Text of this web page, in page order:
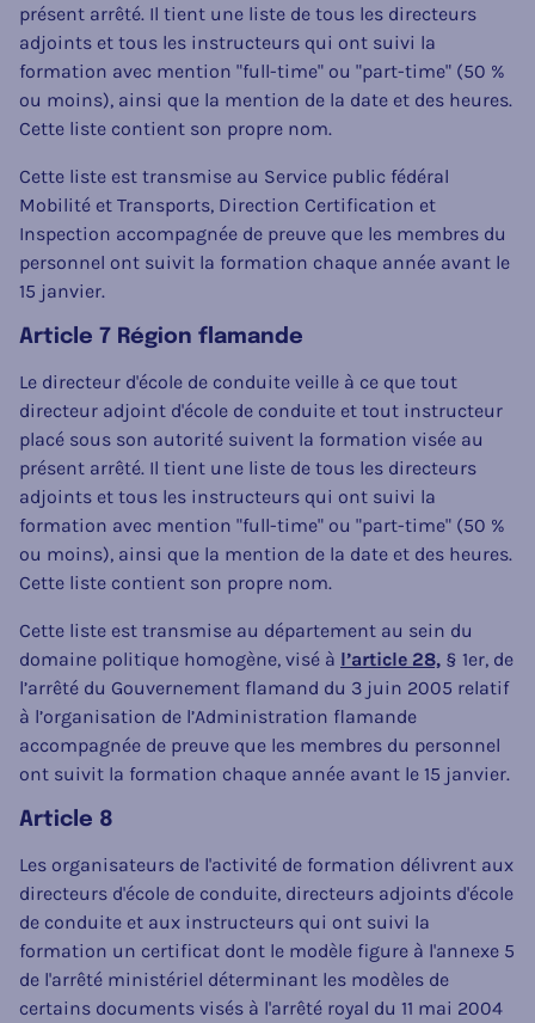
présent arrêté. Il tient une liste de tous les directeurs
adjoints et tous les instructeurs qui ont suivi la
formation avec mention "full-time" ou "part-time" (50 %
ou moins), ainsi que la mention de la date et des heures.
Cette liste contient son propre nom.
Cette liste est transmise au Service public fédéral
Mobilité et Transports, Direction Certification et
Inspection accompagnée de preuve que les membres du
personnel ont suivit la formation chaque année avant le
15 janvier.
Article 7 Région flamande
Le directeur d'école de conduite veille à ce que tout
directeur adjoint d'école de conduite et tout instructeur
placé sous son autorité suivent la formation visée au
présent arrêté. Il tient une liste de tous les directeurs
adjoints et tous les instructeurs qui ont suivi la
formation avec mention "full-time" ou "part-time" (50 %
ou moins), ainsi que la mention de la date et des heures.
Cette liste contient son propre nom.
Cette liste est transmise au département au sein du
domaine politique homogène, visé à l’article 28, § 1er, de
l’arrêté du Gouvernement flamand du 3 juin 2005 relatif
à l’organisation de l’Administration flamande
accompagnée de preuve que les membres du personnel
ont suivit la formation chaque année avant le 15 janvier.
Article 8
Les organisateurs de l'activité de formation délivrent aux
directeurs d'école de conduite, directeurs adjoints d'école
de conduite et aux instructeurs qui ont suivi la
formation un certificat dont le modèle figure à l'annexe 5
de l'arrêté ministériel déterminant les modèles de
certains documents visés à l'arrêté royal du 11 mai 2004